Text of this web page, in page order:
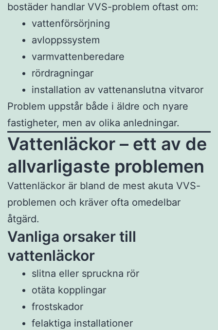
bostäder handlar VVS-problem oftast om:
vattenförsörjning
avloppssystem
varmvattenberedare
rördragningar
installation av vattenanslutna vitvaror
Problem uppstår både i äldre och nyare
fastigheter, men av olika anledningar.
Vattenläckor – ett av de
allvarligaste problemen
Vattenläckor är bland de mest akuta VVS-
problemen och kräver ofta omedelbar
åtgärd.
Vanliga orsaker till
vattenläckor
slitna eller spruckna rör
otäta kopplingar
frostskador
felaktiga installationer